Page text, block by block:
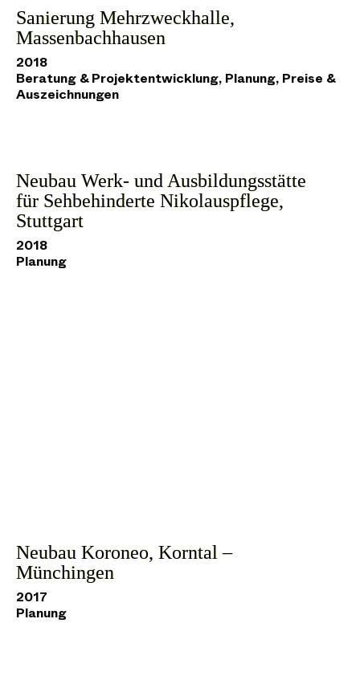
Sanierung Mehrzweckhalle,
Massenbachhausen
2018
Beratung & Projektentwicklung, Planung, Preise &
Auszeichnungen
Neubau Werk- und Ausbildungsstätte
für Sehbehinderte Nikolauspflege,
Stuttgart
2018
Planung
Neubau Koroneo, Korntal –
Münchingen
2017
Planung